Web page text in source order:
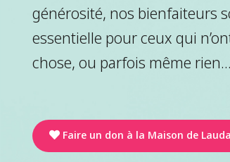
générosité, nos bienfaiteurs
essentielle pour ceux qui
chose, ou parfois même rien...
Faire un don à la Maison de